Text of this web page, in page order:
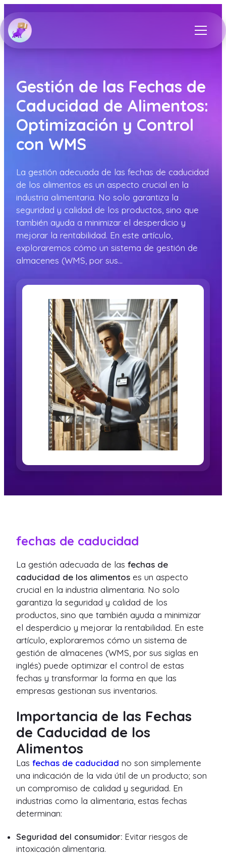
Gestión de las Fechas de
Caducidad de Alimentos:
Optimización y Control
con WMS
La gestión adecuada de las fechas de caducidad
de los alimentos es un aspecto crucial en la
industria alimentaria. No solo garantiza la
seguridad y calidad de los productos, sino que
también ayuda a minimizar el desperdicio y
mejorar la rentabilidad. En este artículo,
exploraremos cómo un sistema de gestión de
almacenes (WMS, por sus…
fechas de caducidad
La gestión adecuada de las fechas de
caducidad de los alimentos es un aspecto
crucial en la industria alimentaria. No solo
garantiza la seguridad y calidad de los
productos, sino que también ayuda a minimizar
el desperdicio y mejorar la rentabilidad. En este
artículo, exploraremos cómo un sistema de
gestión de almacenes (WMS, por sus siglas en
inglés) puede optimizar el control de estas
fechas y transformar la forma en que las
empresas gestionan sus inventarios.
Importancia de las Fechas
de Caducidad de los
Alimentos
Las fechas de caducidad no son simplemente
una indicación de la vida útil de un producto; son
un compromiso de calidad y seguridad. En
industrias como la alimentaria, estas fechas
determinan:
Seguridad del consumidor: Evitar riesgos de
intoxicación alimentaria.